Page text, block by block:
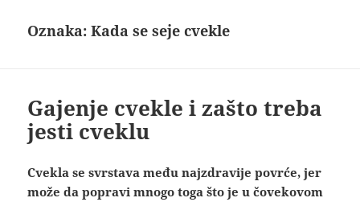
Oznaka:Kada se seje cvekle
Gajenje cvekle i zašto treba
jesti cveklu
Cvekla se svrstava među najzdravije povrće, jer
može da popravi mnogo toga što je u čovekovom